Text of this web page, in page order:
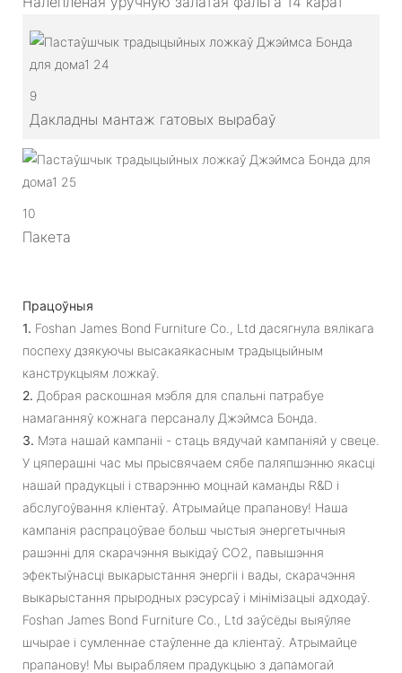
9
Дакладны мантаж гатовых вырабаў
10
Пакета
Працоўныя
1. Foshan James Bond Furniture Co., Ltd дасягнула вялікага
поспеху дзякуючы высакаякасным традыцыйным
канструкцыям ложкаў.
2. Добрая раскошная мэбля для спальні патрабуе
намаганняў кожнага персаналу Джэймса Бонда.
3. Мэта нашай кампаніі - стаць вядучай кампаніяй у свеце.
У цяперашні час мы прысвячаем сябе паляпшэнню якасці
нашай прадукцыі і стварэнню моцнай каманды R&D і
абслугоўвання кліентаў. Атрымайце прапанову! Наша
кампанія распрацоўвае больш чыстыя энергетычныя
рашэнні для скарачэння выкідаў CO2, павышэння
эфектыўнасці выкарыстання энергіі і вады, скарачэння
выкарыстання прыродных рэсурсаў і мінімізацыі адходаў.
Foshan James Bond Furniture Co., Ltd заўсёды выяўляе
шчырае і сумленнае стаўленне да кліентаў. Атрымайце
прапанову! Мы вырабляем прадукцыю з дапамогай